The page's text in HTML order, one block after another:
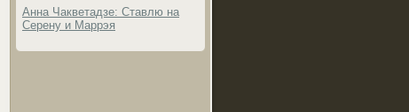
Анна Чакветадзе: Ставлю на
Серену и Маррэя